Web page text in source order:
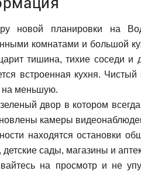
новой планировки на
комнатами и большой
тишина, тихие соседи и
встроенная кухня.
на меньшую.
двор в котором
камеры
находятся остановки
сады, магазины и
на просмотр и не